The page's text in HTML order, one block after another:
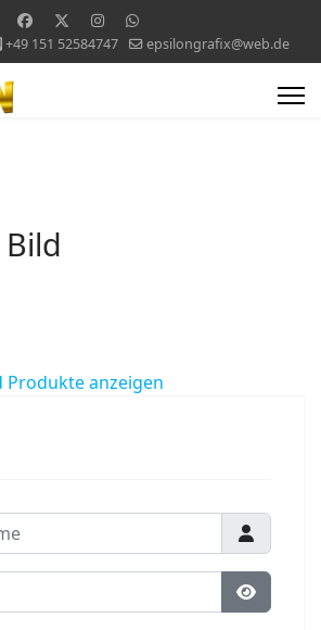
+49 151 52584747 epsilongrafix@web.de
Produkte anzeigen